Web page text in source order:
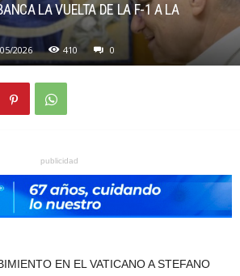
LA VUELTA DE LA F-1 A LA
2026 410 0
publicidad
EN EL VATICANO A STEFANO